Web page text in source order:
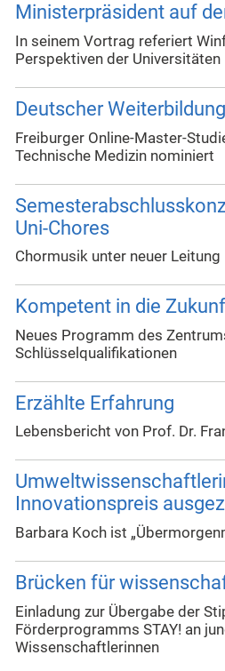
Ministerpräsident auf
In seinem Vortrag referiert
Perspektiven der Universitäten
Deutscher
Freiburger Online-Master-
Technische Medizin nominiert
Uni-Chores
Chormusik unter neuer Leitung
Kompetent in die
Neues Programm des
Schlüsselqualifikationen
Erzählte Erfahrung
Lebensbericht von Prof. Dr.
Innovationspreis
Barbara Koch ist
Brücken für
Einladung zur Übergabe der
Förderprogramms STAY! an
Wissenschaftlerinnen